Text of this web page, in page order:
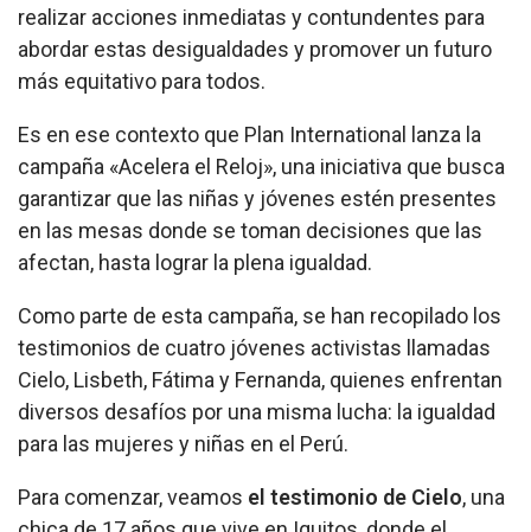
realizar acciones inmediatas y contundentes para
abordar estas desigualdades y promover un futuro
más equitativo para todos.
Es en ese contexto que Plan International lanza la
campaña «Acelera el Reloj», una iniciativa que busca
garantizar que las niñas y jóvenes estén presentes
en las mesas donde se toman decisiones que las
afectan, hasta lograr la plena igualdad.
Como parte de esta campaña, se han recopilado los
testimonios de cuatro jóvenes activistas llamadas
Cielo, Lisbeth, Fátima y Fernanda, quienes enfrentan
diversos desafíos por una misma lucha: la igualdad
para las mujeres y niñas en el Perú.
Para comenzar, veamos el testimonio de Cielo, una